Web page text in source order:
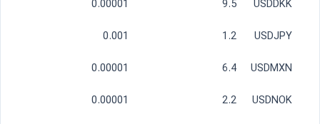
USDDKK
9.5
0.00001
USDJPY
1.2
0.001
USDMXN
6.4
0.00001
USDNOK
2.2
0.00001